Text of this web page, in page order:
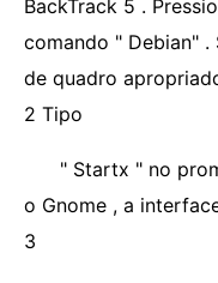
BackTrack 5 .
comando " Debian" .
de quadro
2 Tipo
" Startx " no
o Gnome , a
3